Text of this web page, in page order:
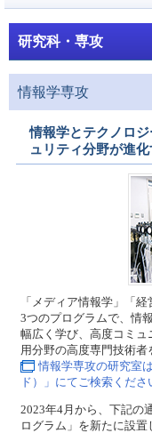
研究科・専攻
情報学専攻
情報学とテクノロ
ュリティ分野が進化
「メディア情報学」「
3つのプログラムで、情
幅広く学び、高度コミ
用分野の高度専門技術者
情報学専攻の研究室
ド）」にてご検索くださ
2023年4月から、下記の
ログラム」を新たに設置